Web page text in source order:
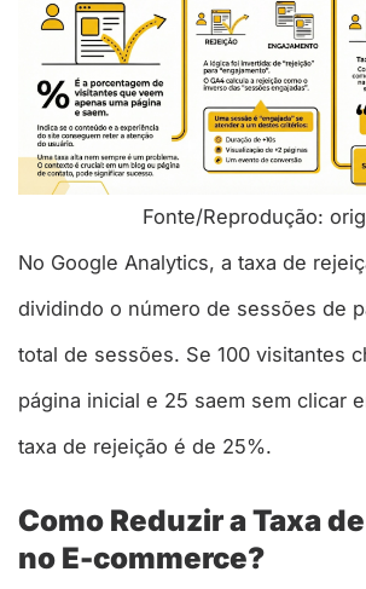
Fonte/Reprodução:
No Google Analytics, a taxa de
dividindo o número de sessões de
total de sessões. Se 100 visitantes
página inicial e 25 saem sem clicar
taxa de rejeição é de 25%.​
Como Reduzir a Taxa
no E-commerce?